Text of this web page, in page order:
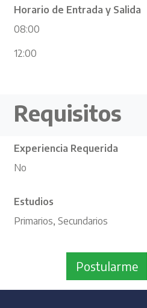
Horario de Entrada y Salida
08:00
12:00
Requisitos
Experiencia Requerida
No
Estudios
Primarios, Secundarios
Postularme